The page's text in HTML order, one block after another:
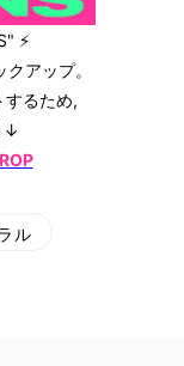
⚡
アップ。
するため,
↓
ル